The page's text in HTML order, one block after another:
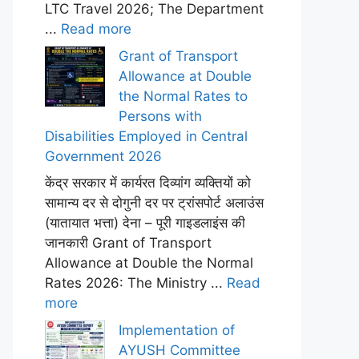
LTC Travel 2026; The Department
... Read more
Grant of Transport
Allowance at Double
the Normal Rates to
Persons with
Disabilities Employed in Central
Government 2026
केंद्र सरकार में कार्यरत दिव्यांग व्यक्तियों को
सामान्य दर से दोगुनी दर पर ट्रांसपोर्ट अलाउंस
(यातायात भत्ता) देना – पूरी गाइडलाइंस की
जानकारी Grant of Transport
Allowance at Double the Normal
Rates 2026: The Ministry ... Read
more
Implementation of
AYUSH Committee